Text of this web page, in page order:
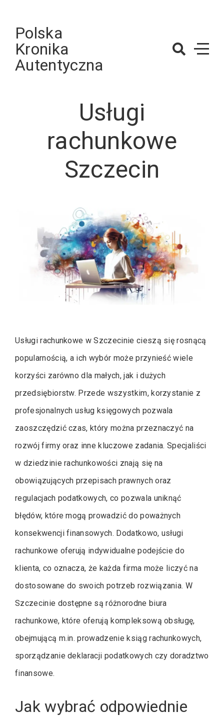
contentPolska
Kronika
Autentyczna
Usługi
rachunkowe
Szczecin
Usługi rachunkowe w Szczecinie cieszą się rosnącą
popularnością, a ich wybór może przynieść wiele
korzyści zarówno dla małych, jak i dużych
przedsiębiorstw. Przede wszystkim, korzystanie z
profesjonalnych usług księgowych pozwala
zaoszczędzić czas, który można przeznaczyć na
rozwój firmy oraz inne kluczowe zadania. Specjaliści
w dziedzinie rachunkowości znają się na
obowiązujących przepisach prawnych oraz
regulacjach podatkowych, co pozwala uniknąć
błędów, które mogą prowadzić do poważnych
konsekwencji finansowych. Dodatkowo, usługi
rachunkowe oferują indywidualne podejście do
klienta, co oznacza, że każda firma może liczyć na
dostosowane do swoich potrzeb rozwiązania. W
Szczecinie dostępne są różnorodne biura
rachunkowe, które oferują kompleksową obsługę,
obejmującą m.in. prowadzenie ksiąg rachunkowych,
sporządzanie deklaracji podatkowych czy doradztwo
finansowe.
Jak wybrać odpowiednie